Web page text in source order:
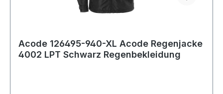
Acode 126495-940-XL Acode Regenjacke
4002 LPT Schwarz Regenbekleidung